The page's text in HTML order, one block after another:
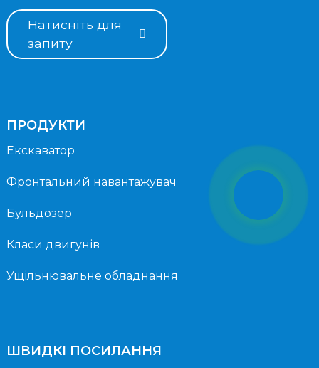
Натисніть для
запиту
ПРОДУКТИ
Екскаватор
Фронтальний навантажувач
Бульдозер
Класи двигунів
Ущільнювальне обладнання
ШВИДКІ ПОСИЛАННЯ